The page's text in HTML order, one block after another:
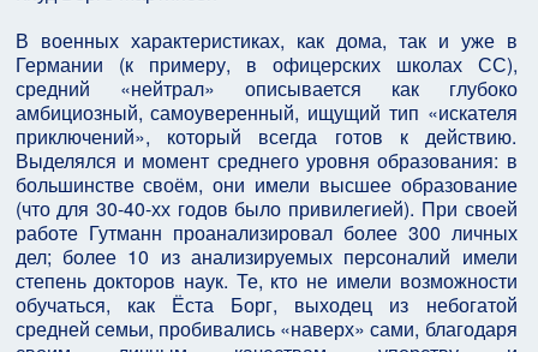
В военных характеристиках, как дома, так и уже в
Германии (к примеру, в офицерских школах СС),
средний «нейтрал» описывается как глубоко
амбициозный, самоуверенный, ищущий тип «искателя
приключений», который всегда готов к действию.
Выделялся и момент среднего уровня образования: в
большинстве своём, они имели высшее образование
(что для 30-40-хх годов было привилегией). При своей
работе Гутманн проанализировал более 300 личных
дел; более 10 из анализируемых персоналий имели
степень докторов наук. Те, кто не имели возможности
обучаться, как Ёста Борг, выходец из небогатой
средней семьи, пробивались «наверх» сами, благодаря